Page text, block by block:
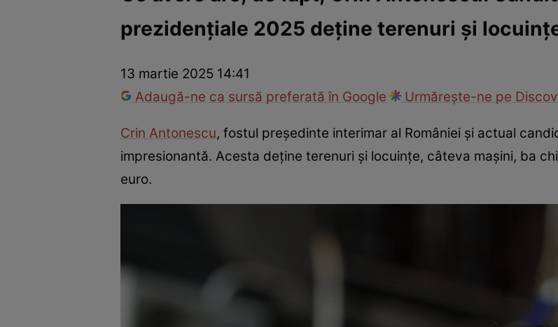
InternaționalFapt diversTehnologieNaționalSport
prezidențiale 2025 deține terenuri și
13 martie 2025 14:41
Adaugă-ne ca sursă preferată în Google
Urmărește-ne pe
Crin Antonescu, fostul președinte interimar al României și actual
impresionantă. Acesta deține terenuri și locuințe, câteva mașini, ba
euro.